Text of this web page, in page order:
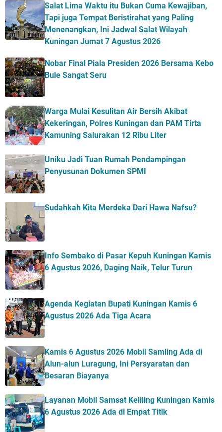
Salat Lima Waktu itu Bukan Cuma Kewajiban,
Tapi juga Tempat Beristirahat yang Paling
Menenangkan, Ini Jadwal Salat Wilayah
Kuningan Jumat 7 Agustus 2026
Nobar Final Piala Presiden 2026 Bersama Kebo
Bule Sangat Seru
Warga Mulai Kesulitan Air Bersih Akibat
Kekeringan, Polres Kuningan dan PAM Tirta
Kamuning Salurakan 12 Ribu Liter
Uniku Jadi Tuan Rumah Pendampingan
Penyusunan Dokumen SPMI
Sudahkah Kita Merdeka Dari Hawa Nafsu?
Info Sembako di Pasar Kepuh Kuningan Kamis
6 Agustus 2026, Daging Naik, Telur Turun
Agenda Kegiatan Bupati Kuningan Kamis 6
Agustus 2026 Ada Tiga Acara
Kamis 6 Agustus 2026 Mobil Samling Ada di
Alun-alun Luragung, Ini Persyaratan dan
Besaran Biayanya
Layanan Mobil Samsat Keliling Kuningan Kamis
6 Agustus 2026 Ada di Empat Titik